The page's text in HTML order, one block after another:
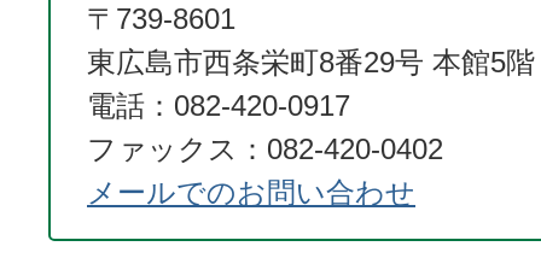
〒739-8601
東広島市西条栄町8番29号 本館5階
電話：082-420-0917
ファックス：082-420-0402
メールでのお問い合わせ